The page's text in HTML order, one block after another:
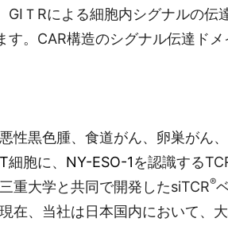
ＴRによる細胞内シグナルの伝
。CAR構造のシグナル伝達ド
性黒色腫、食道がん、卵巣がん
T細胞に、 NY-ESO-1を認識する
重大学と共同で開発したsiTCR®
在、当社は日本国内において、